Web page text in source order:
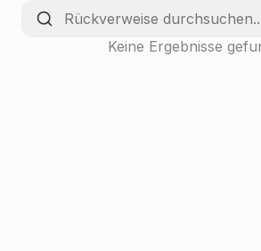
Keine Ergebnisse